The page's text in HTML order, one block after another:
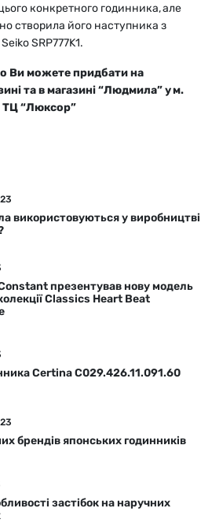
конкретного годинника, але
створила його наступника з
SRP777K1.
Ви можете придбати на
та в магазині “Людмила” у м.
ТЦ “Люксор”
використовуються у виробництві
презентував нову модель
Classics Heart Beat
Certina C029.426.11.091.60
брендів японських годинників
застібок на наручних